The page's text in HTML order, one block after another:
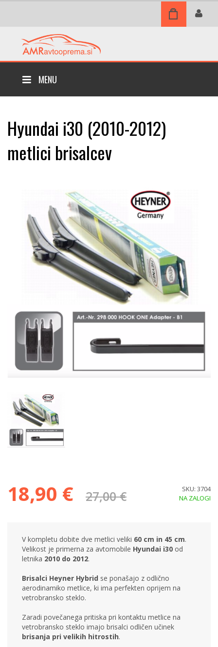
MENU
Hyundai i30 (2010-2012)
metlici brisalcev
SKU: 3704
NA ZALOGI
18,90 € 27,00 €
V kompletu dobite dve metlici veliki 60 cm in 45 cm.
Velikost je primerna za avtomobile Hyundai i30 od
letnika 2010 do 2012.
Brisalci Heyner Hybrid se ponašajo z odlično
aerodinamiko metlice, ki ima perfekten oprijem na
vetrobransko steklo.
Zaradi povečanega pritiska pri kontaktu metlice na
vetrobransko steklo imajo brisalci odličen učinek
brisanja pri velikih hitrostih.